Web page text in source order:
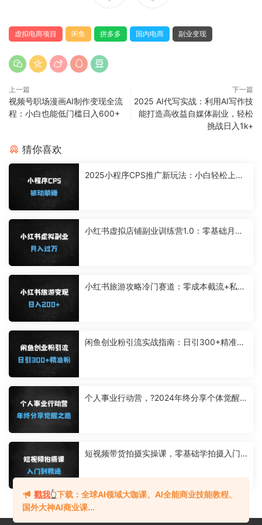
虚拟电商项目 闲鱼 拼多多 国内电商 副业变现
上一篇
视频号职场漫画AI制作变现全流
程：小白也能低门槛日入600+
下一篇
2025 AI代写实战：利用AI写作技
能打造高收益自媒体副业，轻松
挑战日入1k+
猜你喜欢
2025小程序CPS推广新玩法：小白轻松上
小红书虚拟店铺副业训练营1.0：零基础月入
小红书旅游攻略冷门赛道：零成本截流+私域
闲鱼创业粉引流实战指南：日引300+精准粉
个人事业行动营，?2024年终分享个体觉醒
短视频带货拍摄实操课，零基础学拍摄入门
戳我👆下载：全球AI领域大咖课、AI全能商业技能教程、
国外大神AI商业课...